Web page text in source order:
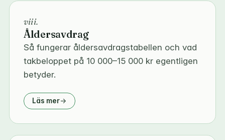
viii.
Åldersavdrag
Så fungerar åldersavdragstabellen och vad
takbeloppet på 10 000–15 000 kr egentligen
betyder.
Läs mer